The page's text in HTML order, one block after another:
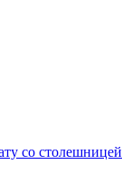
со столешницей